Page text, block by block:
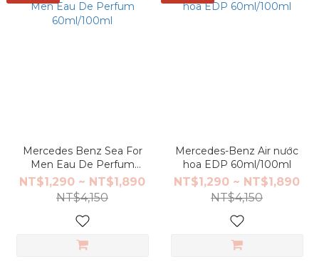
Mercedes Benz Sea For
Men Eau De Perfum
60ml/100ml
NT$1,290 ~ NT$1,890
NT$4,150
Mercedes-Benz Air nước
hoa EDP 60ml/100ml
NT$1,290 ~ NT$1,890
NT$4,150